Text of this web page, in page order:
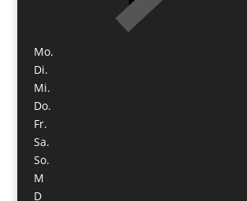
Mo.
Di.
Mi.
Do.
Fr.
Sa.
So.
M
D